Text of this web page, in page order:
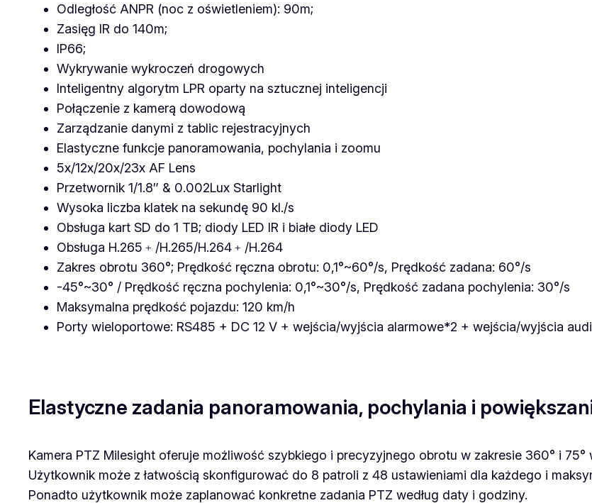
Odległość ANPR (noc z oświetleniem): 90m;
Zasięg IR do 140m;
IP66;
Wykrywanie wykroczeń drogowych
Inteligentny algorytm LPR oparty na sztucznej inteligencji
Połączenie z kamerą dowodową
Zarządzanie danymi z tablic rejestracyjnych
Elastyczne funkcje panoramowania, pochylania i zoomu
5x/12x/20x/23x AF Lens
Przetwornik 1/1.8″ & 0.002Lux Starlight
Wysoka liczba klatek na sekundę 90 kl./s
Obsługa kart SD do 1 TB; diody LED IR i białe diody LED
Obsługa H.265﹢/H.265/H.264﹢/H.264
Zakres obrotu 360°; Prędkość ręczna obrotu: 0,1°~60°/s, Prędkość zadana: 60°/s
-45°~30° / Prędkość ręczna pochylenia: 0,1°~30°/s, Prędkość zadana pochylenia: 30°/s
Maksymalna prędkość pojazdu: 120 km/h
Porty wieloportowe: RS485 + DC 12 V + wejścia/wyjścia alarmowe*2 + wejścia/wyjścia
Elastyczne zadania panoramowania, pochylania i
Kamera PTZ Milesight oferuje możliwość szybkiego i precyzyjnego obrotu w zakresie 360° i
Użytkownik może z łatwością skonfigurować do 8 patroli z 48 ustawieniami dla każdego i
Ponadto użytkownik może zaplanować konkretne zadania PTZ według daty i godziny.